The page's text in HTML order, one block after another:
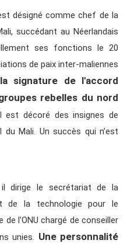
désigné comme chef de la
succédant au Néerlandais
ses fonctions le 20
de paix inter-maliennes
la signature de l'accord
rebelles du nord
est décoré des insignes de
du Mali. Un succès qui n’est
dirige le secrétariat de la
de la technologie pour le
de l'ONU chargé de conseiller
unies. Une personnalité